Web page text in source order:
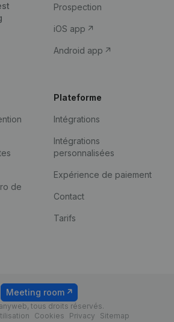
Prospection
iOS app
Android app
de
Plateforme
Intégrations
Intégrations
personnalisées
Expérience de paiement
Contact
Tarifs
tous droits réservés.
Cookies Privacy Sitemap
Meeting room